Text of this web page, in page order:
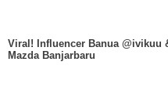
Viral! Influencer Banua @ivikuu
Mazda Banjarbaru